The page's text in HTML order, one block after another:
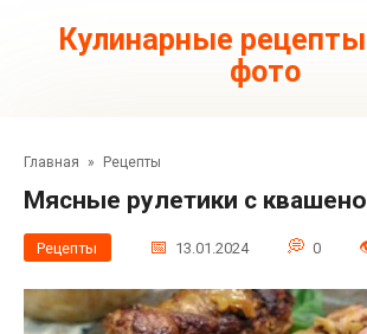
контентуКулинарные
фото
Главная » Рецепты
Мясные рулетики с
Рецепты 13.01.2024 0